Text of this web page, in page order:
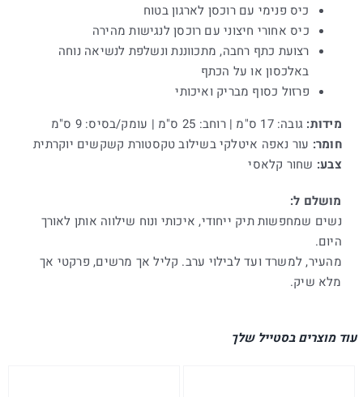
כיס פנימי עם רוכסן לארגון בטוח
כיס אחורי חיצוני עם רוכסן לנגישות מהירה
רצועת כתף רחבה, מתכווננת ונשלפת לנשיאה נוחה
באלכסון או על הכתף
פרזול כסוף מבריק ואיכותי
מידות: גובה: 17 ס"מ | רוחב: 25 ס"מ | עומק/בסיס: 9 ס"מ
חומר: עור נאפה איטלקי בשילוב טקסטורת קשקשים יוקרתית
צבע: שחור קלאסי
מושלם ל:
נשים שמחפשות תיק ייחודי, איכותי ונוח שילווה אותן לאורך
היום.
מהעיר, למשרד ועד לבילוי ערב. קליל אך מרשים, פרקטי אך
מלא שיק.
עוד מוצרים בסטייל שלך